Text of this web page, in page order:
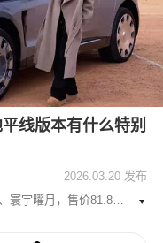
线版本有什么特别
2026.03.20 发布
蔚来ET9地平线特别版，新配色：浮光跃金、寰宇曜月，售价81.8万起，两款均限量199 台，双拼配色、大饼轮毂细节处拉满，咱也想低调，可实力不允许啊！咱们以车主视角全方位体验一下，看看这特别版车型都有哪些升级